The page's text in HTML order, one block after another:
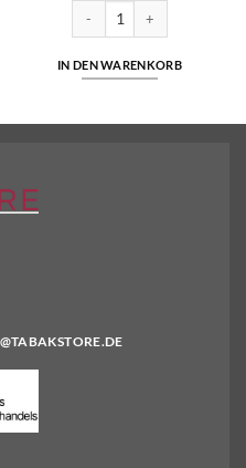
10ml Liquid 5mg/ml Menge
SC - Watermelon - Hybrid
IN DEN WARENKORB